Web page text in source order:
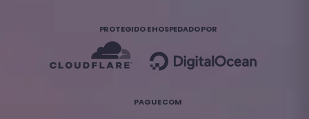
PROTEGIDO E HOSPEDADO POR
PAGUE COM